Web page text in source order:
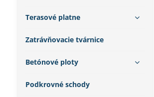
Terasové platne
Zatrávňovacie tvárnice
Betónové ploty
Podkrovné schody